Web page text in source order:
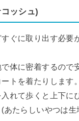
ッシュ)
ぐに取り出す必要
体に密着するので
トを着たりします
れて歩くと上下に
あたらしいやつは生